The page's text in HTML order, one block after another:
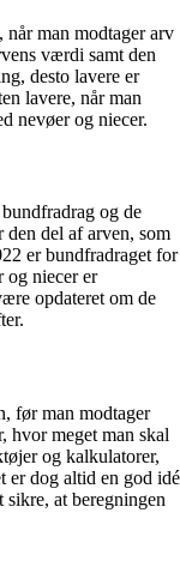
man modtager arv
værdi samt den
desto lavere er
lavere, når man
nevøer og niecer.
og de
del af arven, som
er bundfradraget for
og niecer er
opdateret om de
før man modtager
hvor meget man skal
og kalkulatorer,
er dog altid en god idé
at beregningen